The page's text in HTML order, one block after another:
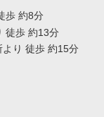
歩 約8分
徒歩 約13分
り 徒歩 約15分